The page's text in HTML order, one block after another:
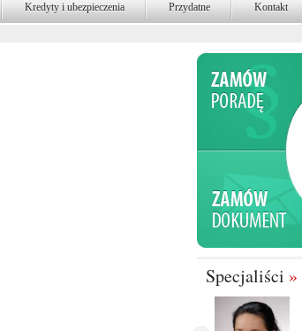
Kredyty i ubezpieczenia Przydatne Kontakt
Specjaliści »